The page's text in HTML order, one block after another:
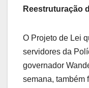
Reestruturação
O Projeto de Lei
servidores da
governador
semana, também